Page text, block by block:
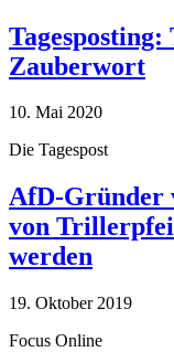
Zauberwort
10. Mai 2020
Die Tagespost
AfD-Gründer
von
werden
19. Oktober 2019
Focus Online